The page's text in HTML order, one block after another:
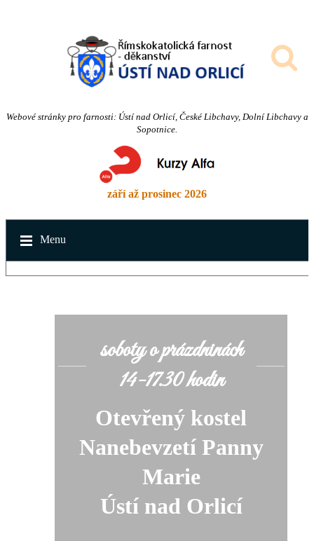
Webové stránky pro farnosti: Ústí nad Orlicí, České Libchavy, Dolní Libchavy a
Sopotnice.
září až prosinec 2026
Menu
soboty o prázdninách
14-17.30 hodin
Otevřený kostel
Nanebevzetí Panny
Marie
Ústí nad Orlicí